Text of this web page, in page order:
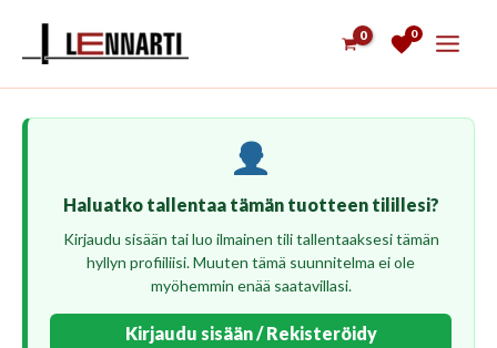
0
Haluatko tallentaa tämän tuotteen tilillesi?
Kirjaudu sisään tai luo ilmainen tili tallentaaksesi tämän
hyllyn profiiliisi. Muuten tämä suunnitelma ei ole
myöhemmin enää saatavillasi.
Kirjaudu sisään / Rekisteröidy